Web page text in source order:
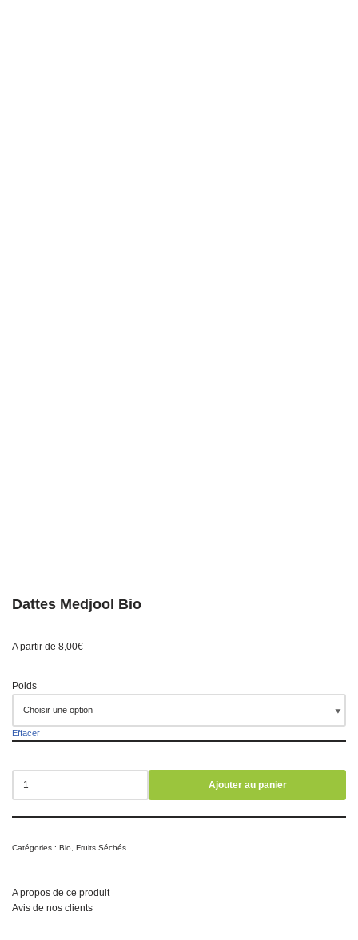
Dattes Medjool Bio
A partir de 8,00€
Poids
Effacer
Ajouter au panier
Catégories : Bio Fruits Séchés
A propos de ce produit
Avis de nos clients